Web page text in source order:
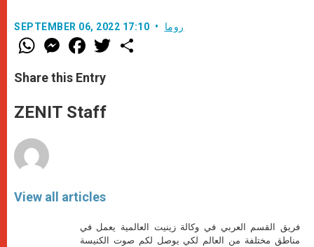
SEPTEMBER 06, 2022 17:10 روما
W
h
t
s
p
p
M
e
s
e
g
e
F
a
e
b
o
k
w
Share this Entry
ZENIT Staff
View all articles
فريق القسم العربي في وكالة زينيت العالمية يعمل في
مناطق مختلفة من العالم لكي يوصل لكم صوت الكنيسة